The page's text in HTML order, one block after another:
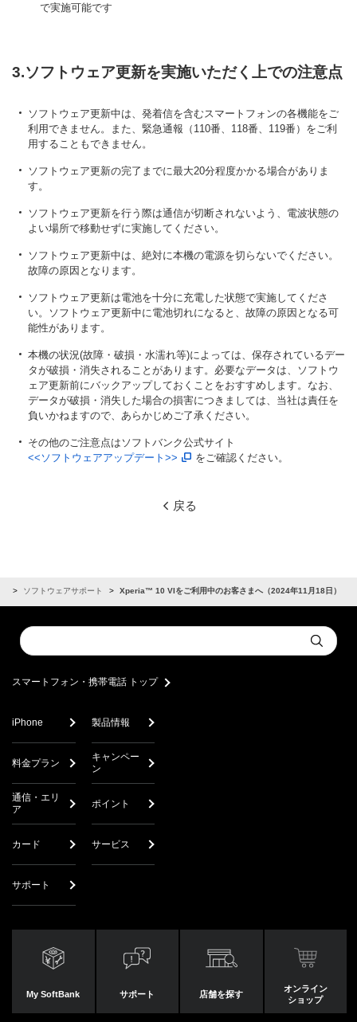
で実施可能です
3.ソフトウェア更新を実施いただく上での注意点
ソフトウェア更新中は、発着信を含むスマートフォンの各機能をご
利用できません。また、緊急通報（110番、118番、119番）をご利
用することもできません。
ソフトウェア更新の完了までに最大20分程度かかる場合がありま
す。
ソフトウェア更新を行う際は通信が切断されないよう、電波状態の
よい場所で移動せずに実施してください。
ソフトウェア更新中は、絶対に本機の電源を切らないでください。
故障の原因となります。
ソフトウェア更新は電池を十分に充電した状態で実施してくださ
い。ソフトウェア更新中に電池切れになると、故障の原因となる可
能性があります。
本機の状況(故障・破損・水濡れ等)によっては、保存されているデー
タが破損・消失されることがあります。必要なデータは、ソフトウ
ェア更新前にバックアップしておくことをおすすめします。なお、
データが破損・消失した場合の損害につきましては、当社は責任を
負いかねますので、あらかじめご了承ください。
その他のご注意点はソフトバンク公式サイト
<<ソフトウェアアップデート>>
をご確認ください。
戻る
ソフトウェアサポート Xperia™ 10 VIをご利用中のお客さまへ（2024年11月18日）
Conduct
a
Submit
スマートフォン・携帯電話 トップ
iPhone 製品情報
料金プラン
キャンペー
ン
通信・エリ
ア
ポイント
カード サービス
サポート
My SoftBank サポート 店舗を探す
オンライン
ショップ